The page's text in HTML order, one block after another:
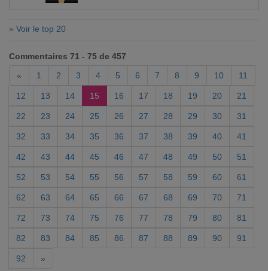
» Voir le top 20
Commentaires 71 - 75 de 457
«
1 2 3 4 5 6 7 8 9 10 11
12 13 14 15 16 17 18 19 20 21
22 23 24 25 26 27 28 29 30 31
32 33 34 35 36 37 38 39 40 41
42 43 44 45 46 47 48 49 50 51
52 53 54 55 56 57 58 59 60 61
62 63 64 65 66 67 68 69 70 71
72 73 74 75 76 77 78 79 80 81
82 83 84 85 86 87 88 89 90 91
92 »